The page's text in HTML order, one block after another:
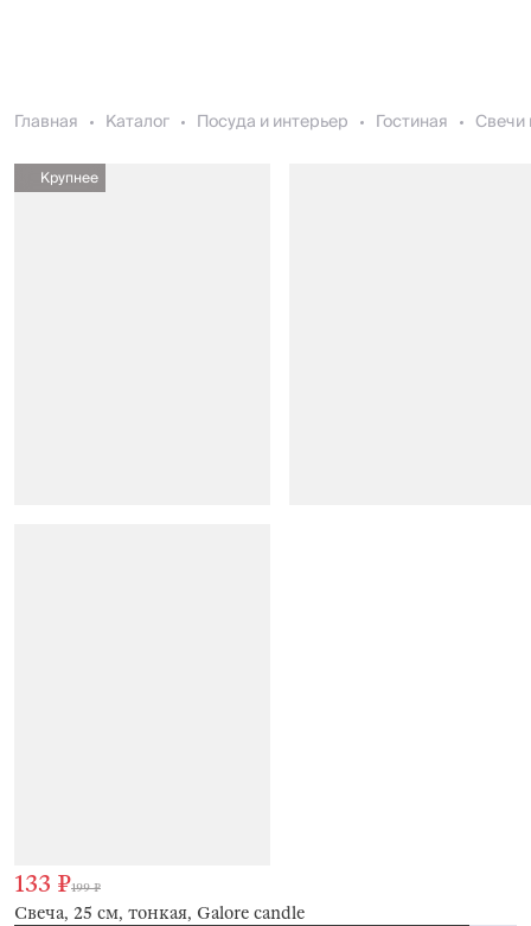
Главная Каталог Посуда и интерьер Гостиная Свечи
Крупнее
Свеча, 25 см, тонкая, Galore candle
133 ₽199 ₽